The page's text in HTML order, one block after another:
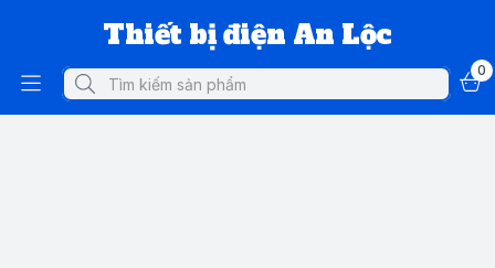
Thiết bị điện An Lộc
0